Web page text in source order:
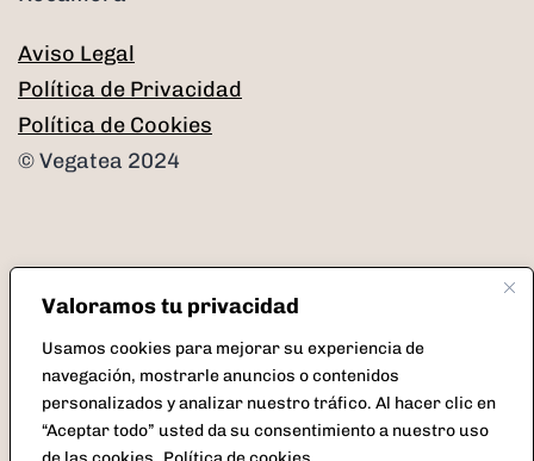
Valoramos tu privacidad
Usamos cookies para mejorar su experiencia de
navegación, mostrarle anuncios o contenidos
personalizados y analizar nuestro tráfico. Al hacer clic en
“Aceptar todo” usted da su consentimiento a nuestro uso
Aviso Legal
Política de Privacidad
Política de Cookies
© Vegatea 2024
FacebookInstagram
electrónico